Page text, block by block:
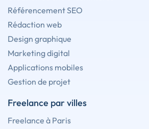
Référencement SEO
Rédaction web
Design graphique
Marketing digital
Applications mobiles
Gestion de projet
Freelance par villes
Freelance à Paris